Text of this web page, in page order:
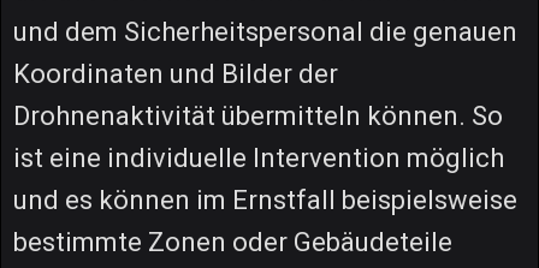
und dem Sicherheitspersonal die genauen
Koordinaten und Bilder der
Drohnenaktivität übermitteln können. So
ist eine individuelle Intervention möglich
und es können im Ernstfall beispielsweise
bestimmte Zonen oder Gebäudeteile